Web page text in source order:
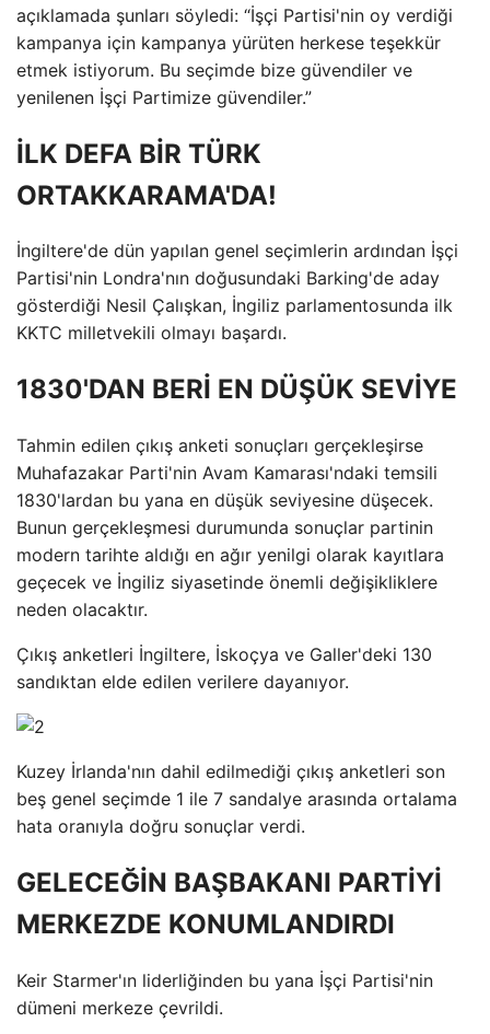
açıklamada şunları söyledi: “İşçi Partisi'nin oy verdiği
kampanya için kampanya yürüten herkese teşekkür
etmek istiyorum. Bu seçimde bize güvendiler ve
yenilenen İşçi Partimize güvendiler.”
İLK DEFA BİR TÜRK
ORTAKKARAMA'DA!
İngiltere'de dün yapılan genel seçimlerin ardından İşçi
Partisi'nin Londra'nın doğusundaki Barking'de aday
gösterdiği Nesil Çalışkan, İngiliz parlamentosunda ilk
KKTC milletvekili olmayı başardı.
1830'DAN BERİ EN DÜŞÜK SEVİYE
Tahmin edilen çıkış anketi sonuçları gerçekleşirse
Muhafazakar Parti'nin Avam Kamarası'ndaki temsili
1830'lardan bu yana en düşük seviyesine düşecek.
Bunun gerçekleşmesi durumunda sonuçlar partinin
modern tarihte aldığı en ağır yenilgi olarak kayıtlara
geçecek ve İngiliz siyasetinde önemli değişikliklere
neden olacaktır.
Çıkış anketleri İngiltere, İskoçya ve Galler'deki 130
sandıktan elde edilen verilere dayanıyor.
Kuzey İrlanda'nın dahil edilmediği çıkış anketleri son
beş genel seçimde 1 ile 7 sandalye arasında ortalama
hata oranıyla doğru sonuçlar verdi.
GELECEĞİN BAŞBAKANI PARTİYİ
MERKEZDE KONUMLANDIRDI
Keir Starmer'ın liderliğinden bu yana İşçi Partisi'nin
dümeni merkeze çevrildi.